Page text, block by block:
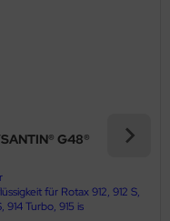
G48®
für Rotax 912, 912 S,
914 Turbo, 915 is